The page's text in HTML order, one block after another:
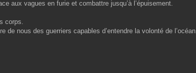
aux vagues en furie et combattre jusqu’à l’épuisement.
corps.
nous des guerriers capables d’entendre la volonté de l’océan.